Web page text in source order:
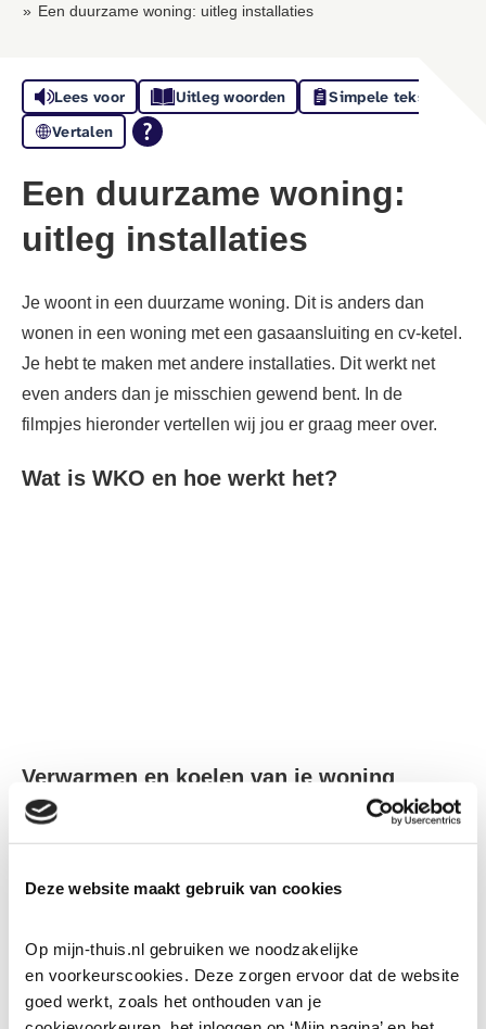
Deze website maakt gebruik van cookies
Op mijn-thuis.nl gebruiken we noodzakelijke
en voorkeurscookies. Deze zorgen ervoor dat de website
goed werkt, zoals het onthouden van je
Een duurzame woning: uitleg installaties
Lees voor Uitleg woorden
Simpele tekst
Vertalen
Een duurzame woning:
uitleg installaties
Je woont in een duurzame woning. Dit is anders dan
wonen in een woning met een gasaansluiting en cv-ketel.
Je hebt te maken met andere installaties. Dit werkt net
even anders dan je misschien gewend bent. In de
filmpjes hieronder vertellen wij jou er graag meer over.
Wat is WKO en hoe werkt het?
Verwarmen en koelen van je woning